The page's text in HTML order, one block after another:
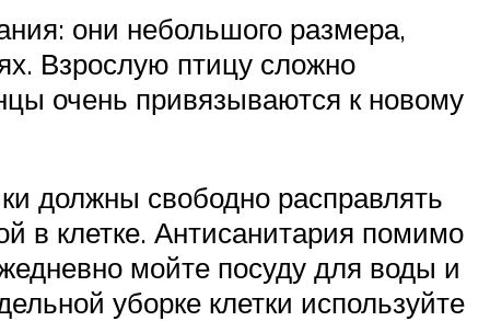
они небольшого размера,
Взрослую птицу сложно
очень привязываются к новому
должны свободно расправлять
в клетке. Антисанитария помимо
мойте посуду для воды и
уборке клетки используйте